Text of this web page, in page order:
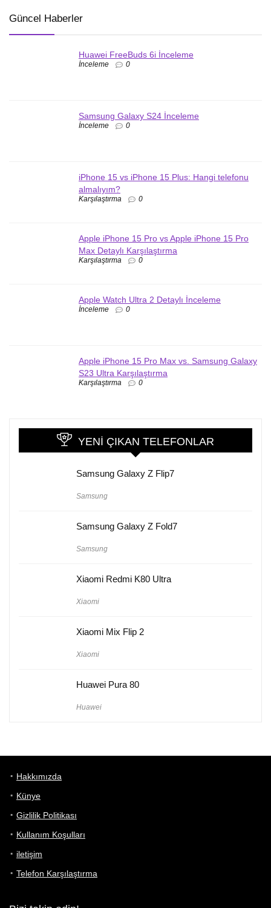
Güncel Haberler
Huawei FreeBuds 6i İnceleme
İnceleme 0
Samsung Galaxy S24 İnceleme
İnceleme 0
iPhone 15 vs iPhone 15 Plus: Hangi telefonu
almalıyım?
Karşılaştırma 0
Apple iPhone 15 Pro vs Apple iPhone 15 Pro
Max Detaylı Karşılaştırma
Karşılaştırma 0
Apple Watch Ultra 2 Detaylı İnceleme
İnceleme 0
Apple iPhone 15 Pro Max vs. Samsung Galaxy
S23 Ultra Karşılaştırma
Karşılaştırma 0
YENI ÇIKAN TELEFONLAR
Samsung Galaxy Z Flip7
Samsung
Samsung Galaxy Z Fold7
Samsung
Xiaomi Redmi K80 Ultra
Xiaomi
Xiaomi Mix Flip 2
Xiaomi
Huawei Pura 80
Huawei
Hakkımızda
Künye
Gizlilik Politikası
Kullanım Koşulları
iletişim
Telefon Karşılaştırma